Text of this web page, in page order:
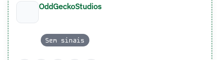
OddGeckoStudios
Sem sinais